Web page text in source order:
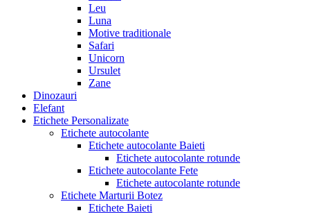
Leu
Luna
Motive traditionale
Safari
Unicorn
Ursulet
Zane
Dinozauri
Elefant
Etichete Personalizate
Etichete autocolante
Etichete autocolante Baieti
Etichete autocolante rotunde
Etichete autocolante Fete
Etichete autocolante rotunde
Etichete Marturii Botez
Etichete Baieti